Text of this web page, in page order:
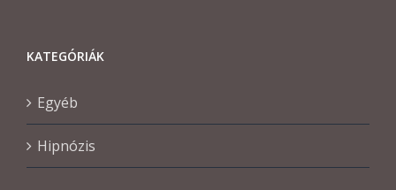
KATEGÓRIÁK
Egyéb
Hipnózis